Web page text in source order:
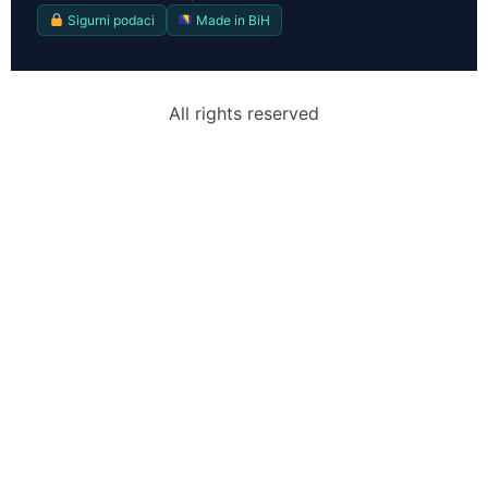
Sigurni podaci Made in BiH
All rights reserved